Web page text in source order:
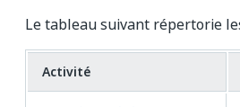
Le tableau suivant répertorie
Activité